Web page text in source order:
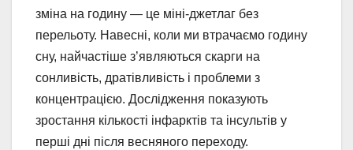
зміна на годину — це міні-джетлаг без
перельоту. Навесні, коли ми втрачаємо годину
сну, найчастіше з’являються скарги на
сонливість, дратівливість і проблеми з
концентрацією. Дослідження показують
зростання кількості інфарктів та інсультів у
перші дні після весняного переходу.